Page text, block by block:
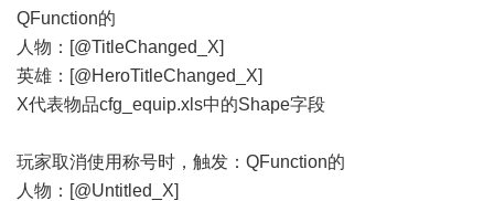
QFunction的
人物：[@TitleChanged_X]
英雄：[@HeroTitleChanged_X]
X代表物品cfg_equip.xls中的Shape字段
玩家取消使用称号时，触发：QFunction的
人物：[@Untitled_X]